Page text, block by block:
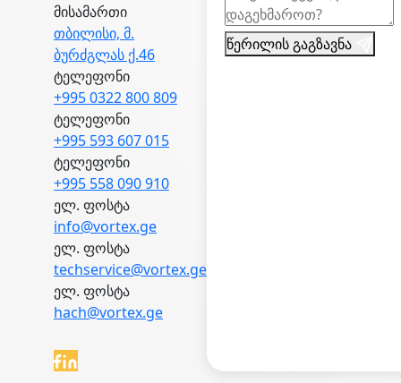
მისამართი
თბილისი, მ.
ბურძგლას ქ.46
ტელეფონი
+995 0322 800 809
ტელეფონი
+995 593 607 015
ტელეფონი
+995 558 090 910
ელ. ფოსტა
info@vortex.ge
ელ. ფოსტა
techservice@vortex.ge
ელ. ფოსტა
hach@vortex.ge
წერილის გაგზავნა